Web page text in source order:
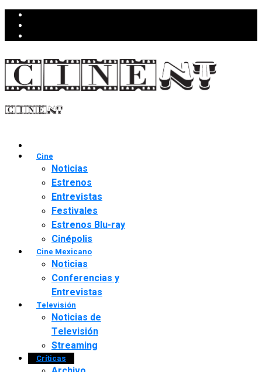
Cine
Noticias
Estrenos
Entrevistas
Festivales
Estrenos Blu-ray
Cinépolis
Cine Mexicano
Noticias
Conferencias y
Entrevistas
Televisión
Noticias de
Televisión
Streaming
Críticas